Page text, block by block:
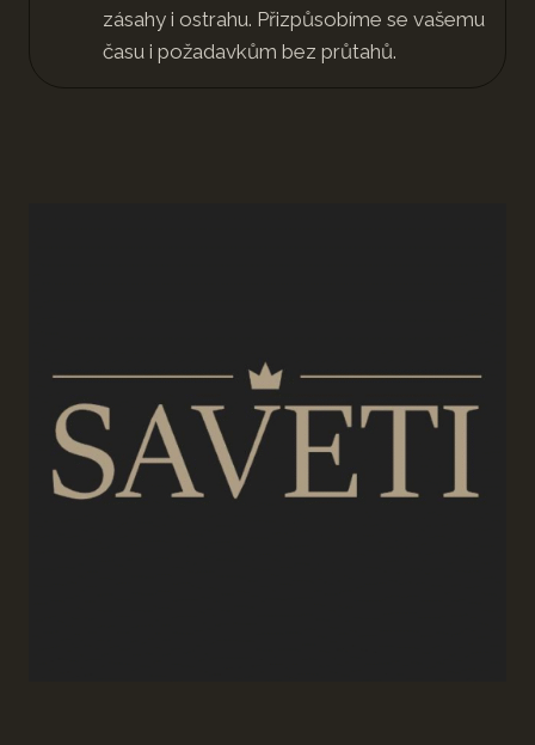
zásahy i ostrahu. Přizpůsobíme se vašemu
času i požadavkům bez průtahů.